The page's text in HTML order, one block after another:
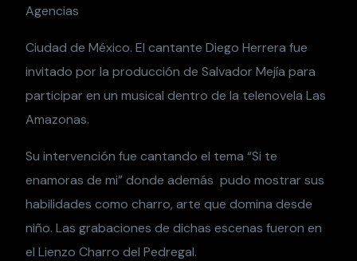
Agencias
Ciudad de México. El cantante Diego Herrera fue
invitado por la producción de Salvador Mejía para
participar en un musical dentro de la telenovela Las
Amazonas.
Su intervención fue cantando el tema “Si te
enamoras de mi” donde además pudo mostrar sus
habilidades como charro, arte que domina desde
niño. Las grabaciones de dichas escenas fueron en
el Lienzo Charro del Pedregal.